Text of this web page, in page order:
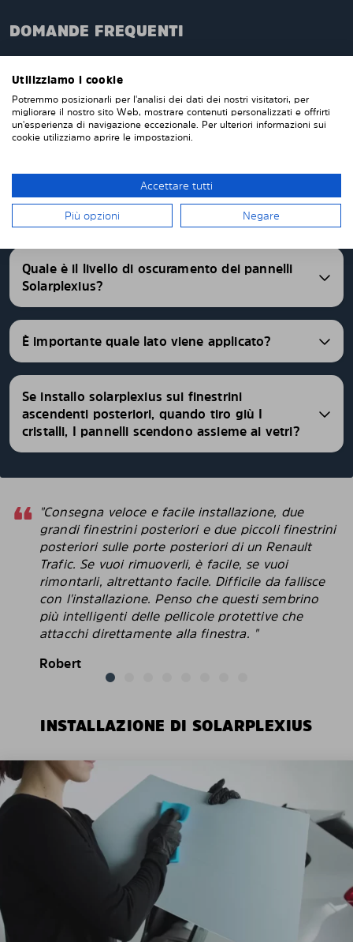
DOMANDE FREQUENTI
Quando ordini da noi i pannelli oscuranti pretagliati,
questi verranno prodotti appositamente per te e su
misura per i vetri della tua auto. Non devi tagliare o
rifinire nulla da solo. I nostri pannelli parasole
vengono consegnati pretagliati con una vestibilità
FAQ
Quale è il livello di oscuramento dei pannelli
Solarplexius?
È importante quale lato viene applicato?
Se installo solarplexius sui finestrini
ascendenti posteriori, quando tiro giù I
cristalli, I pannelli scendono assieme ai vetri?
"Consegna veloce e facile installazione, due
grandi finestrini posteriori e due piccoli finestrini
posteriori sulle porte posteriori di un Renault
Trafic. Se vuoi rimuoverli, è facile, se vuoi
rimontarli, altrettanto facile. Difficile da fallisce
con l'installazione. Penso che questi sembrino
più intelligenti delle pellicole protettive che
attacchi direttamente alla finestra. "
Robert
INSTALLAZIONE DI SOLARPLEXIUS
Utilizziamo i cookie
Potremmo posizionarli per l'analisi dei dati dei nostri visitatori, per
migliorare il nostro sito Web, mostrare contenuti personalizzati e offrirti
un'esperienza di navigazione eccezionale. Per ulteriori informazioni sui
cookie utilizziamo aprire le impostazioni.
Accettare tutti
Più opzioni Negare